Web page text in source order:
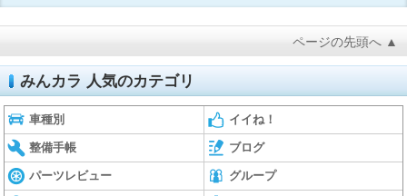
ページの先頭へ ▲
みんカラ 人気のカテゴリ
車種別 イイね！
整備手帳 ブログ
パーツレビュー グループ